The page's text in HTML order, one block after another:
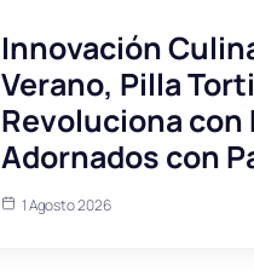
Innovación
Verano, Pilla
Revoluciona con
Adornados con
1 Agosto 2026